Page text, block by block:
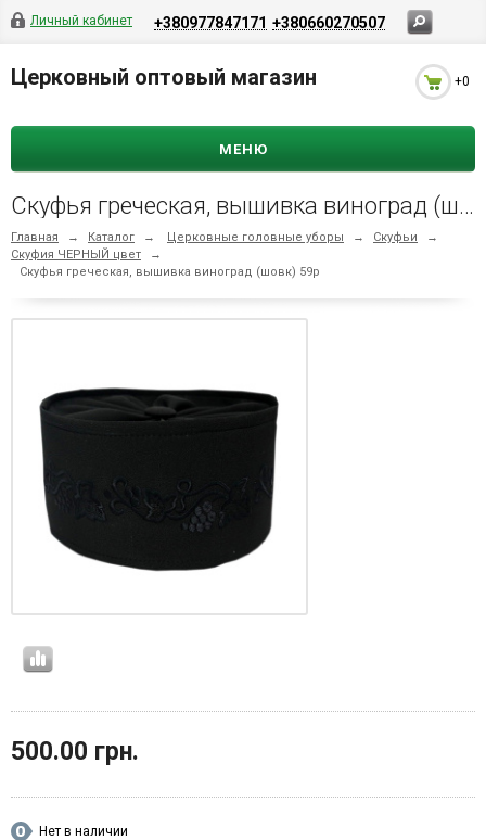
Личный кабинет +380977847171 +380660270507
Церковный оптовый магазин +0
МЕНЮ
Скуфья греческая, вышивка виноград (шовк) 59р
Главная → Каталог → Церковные головные уборы → Скуфьи
→
Скуфия ЧЕРНЫЙ цвет
→
Скуфья греческая, вышивка виноград (шовк) 59р
500.00 грн.
Нет в наличии